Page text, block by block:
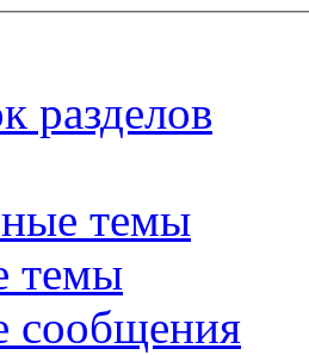
разделов
темы
темы
сообщения